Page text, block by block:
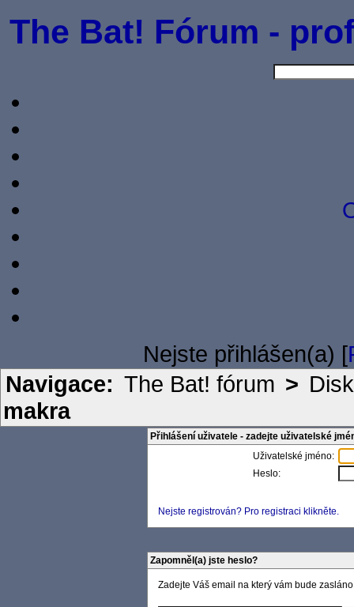
The Bat! Fórum -
Nejste přihlášen(a) [
Navigace: The Bat! fórum >
makra
Přihlášení uživatele - zadejte uživatelské
Uživatelské jméno:
Heslo:
Nejste registrován? Pro registraci klikněte.
Zapomněl(a) jste heslo?
Zadejte Váš email na který vám bude